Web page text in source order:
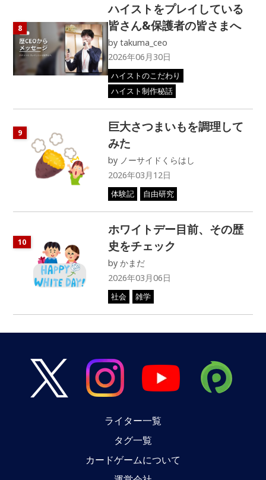
8
ハイストをプレイしている
皆さん&保護者の皆さまへ
bytakuma_ceo
2026年06月30日
ハイストのこだわり
ハイスト制作秘話
9
巨大さつまいもを調理して
みた
by ノーサイドくらはし
2026年03月12日
体験記 自由研究
10
ホワイトデー目前、その歴
史をチェック
byかまだ
2026年03月06日
社会 雑学
ライター一覧
タグ一覧
カードゲームについて